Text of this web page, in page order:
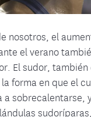
nosotros, el
el verano
El sudor,
forma en que el
a sobrecalentarse,